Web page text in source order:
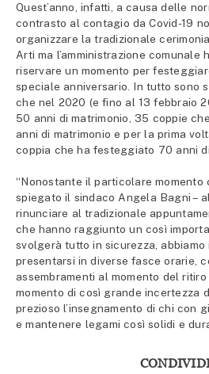
Quest’anno, infatti, a causa delle
contrasto al contagio da Covid-19
organizzare la tradizionale
Arti ma l’amministrazione comunale
riservare un momento per
speciale anniversario. In tutto sono
che nel 2020 (e fino al 13 febbraio
50 anni di matrimonio, 35 coppie
anni di matrimonio e per la prima
coppia che ha festeggiato 70 anni di
“Nonostante il particolare momento
spiegato il sindaco Angela Bagni –
rinunciare al tradizionale
che hanno raggiunto un così
svolgerà tutto in sicurezza,
presentarsi in diverse fasce orarie,
assembramenti al momento del
momento di così grande incertezza
prezioso l’insegnamento di chi con
e mantenere legami così solidi e